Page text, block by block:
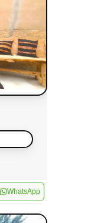
WhatsApp